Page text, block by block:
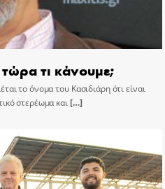
τι κάνουμε;
το όνομα του Κασιδιάρη ότι είναι
στερέωμα και[…]